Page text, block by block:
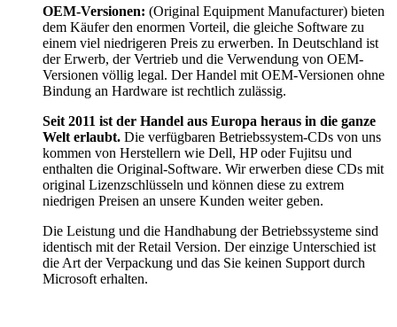
OEM-Versionen: (Original Equipment Manufacturer) bieten
dem Käufer den enormen Vorteil, die gleiche Software zu
einem viel niedrigeren Preis zu erwerben. In Deutschland ist
der Erwerb, der Vertrieb und die Verwendung von OEM-
Versionen völlig legal. Der Handel mit OEM-Versionen ohne
Bindung an Hardware ist rechtlich zulässig.
Seit 2011 ist der Handel aus Europa heraus in die ganze
Welt erlaubt. Die verfügbaren Betriebssystem-CDs von uns
kommen von Herstellern wie Dell, HP oder Fujitsu und
enthalten die Original-Software. Wir erwerben diese CDs mit
original Lizenzschlüsseln und können diese zu extrem
niedrigen Preisen an unsere Kunden weiter geben.
Die Leistung und die Handhabung der Betriebssysteme sind
identisch mit der Retail Version. Der einzige Unterschied ist
die Art der Verpackung und das Sie keinen Support durch
Microsoft erhalten.